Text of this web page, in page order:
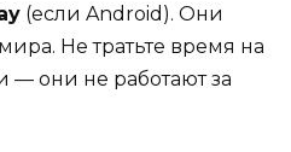
(если Android). Они
Не тратьте время на
— они не работают за